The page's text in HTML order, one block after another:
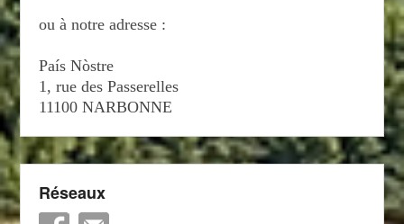
ou à notre adresse :
País Nòstre
1, rue des Passerelles
11100 NARBONNE
Réseaux